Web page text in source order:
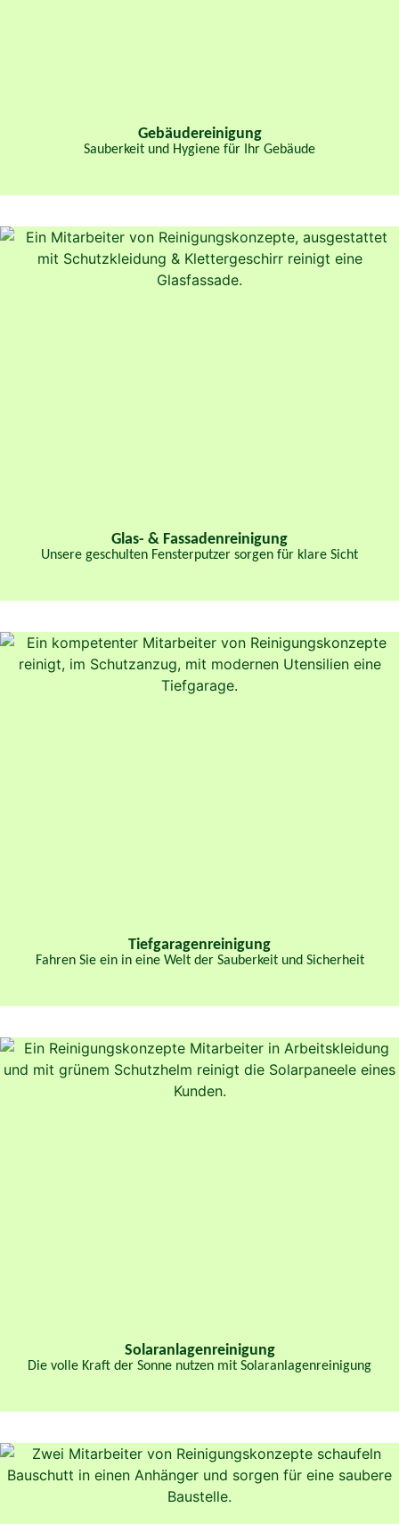
Gebäudereinigung
Sauberkeit und Hygiene für Ihr Gebäude
Glas- & Fassaden­reinigung​
Unsere geschulten Fensterputzer sorgen für klare Sicht
Tiefgaragenreinigung
Fahren Sie ein in eine Welt der Sauberkeit und Sicherheit
Solaranlagenreinigung
Die volle Kraft der Sonne nutzen mit Solaranlagenreinigung